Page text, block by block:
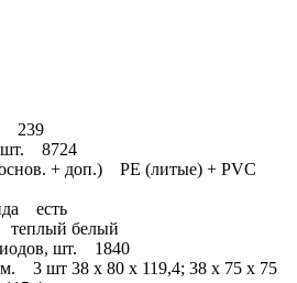
239
8724
+ доп.) PE (литые) + PVC
есть
теплый белый
шт. 1840
3 шт 38 x 80 x 119,4; 38 x 75 x 75